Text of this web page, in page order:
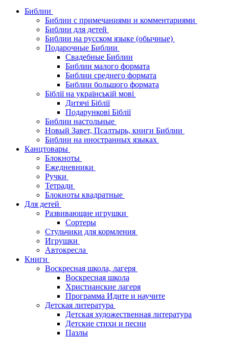
Библии
Библии с примечаниями и комментариями
Библии для детей
Библии на русском языке (обычные)
Подарочные Библии
Свадебные Библии
Библии малого формата
Библии среднего формата
Библии большого формата
Біблії на українській мові
Дитячі Біблії
Подарункові Біблії
Библии настольные
Новый Завет, Псалтырь, книги Библии
Библии на иностранных языках
Канцтовары
Блокноты
Ежедневники
Ручки
Тетради
Блокноты квадратные
Для детей
Развивающие игрушки
Сортеры
Стульчики для кормления
Игрушки
Автокресла
Книги
Воскресная школа, лагеря
Воскресная школа
Христианские лагеря
Программа Идите и научите
Детская литература
Детская художественная литература
Детские стихи и песни
Пазлы